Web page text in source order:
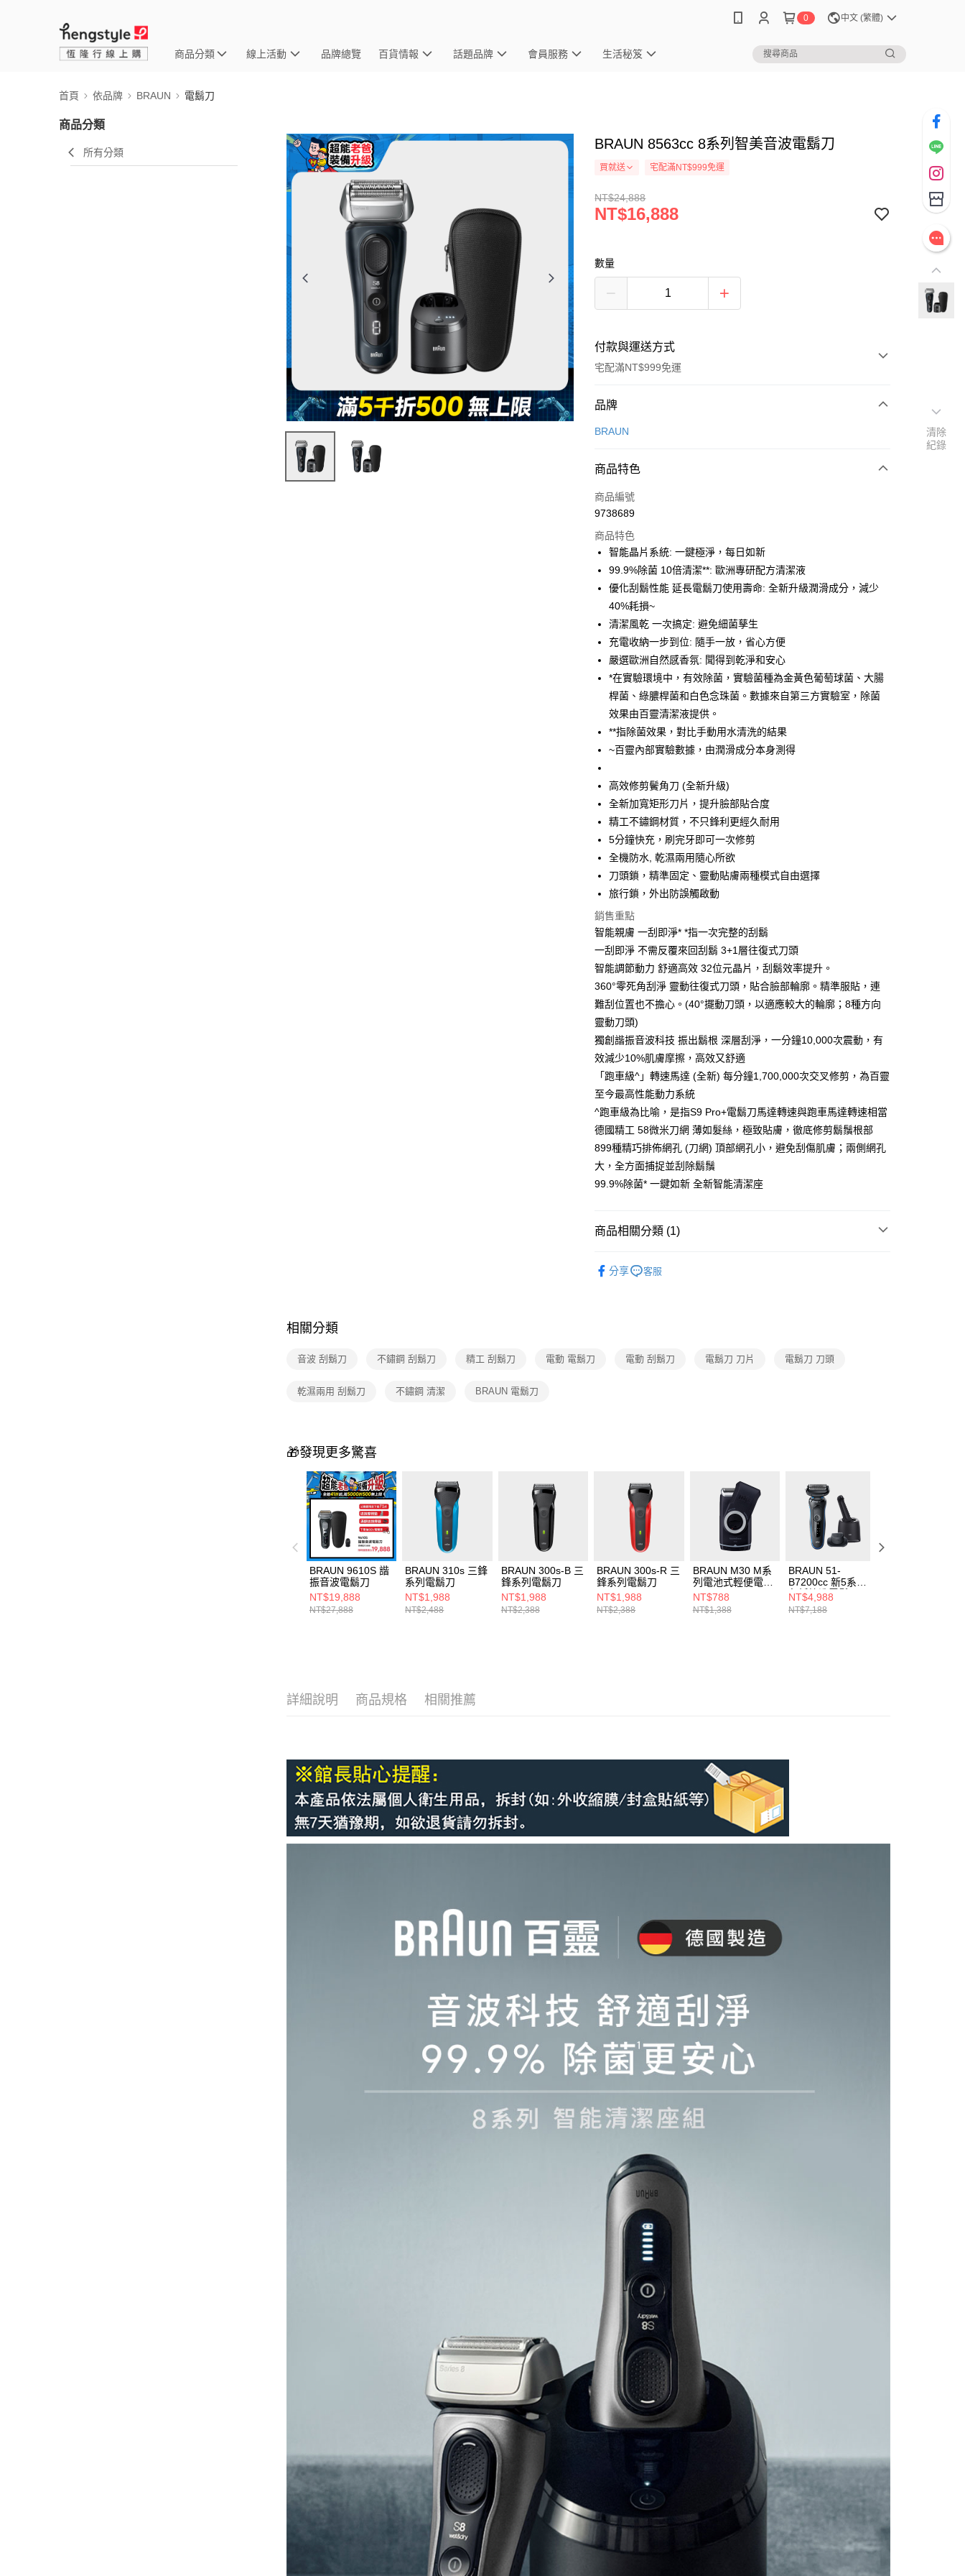
0 中文 (繁體)
商品分類 線上活動 品牌總覽 百貨情報 話題品牌 會員服務 生活秘笈
首頁 依品牌 BRAUN 電鬍刀
商品分類
所有分類
BRAUN 8563cc 8系列智美音波電鬍刀
買就送 宅配滿NT$999免運
NT$24,888
NT$16,888
數量
付款與運送方式
宅配滿NT$999免運
付款方式
信用卡一次付款
合作金庫商業銀行
華南商業銀行
上海商業儲蓄銀行
國泰世華商業銀行
兆豐國際商業銀行
臺灣中小企業銀行
台中商業銀行
聯邦商業銀行
遠東國際商業銀行
元大商業銀行
玉山商業銀行
星展（台灣）商業銀行
台新國際商業銀行
中國信託商業銀行
台灣樂天信用卡公司
6 期 0 利率 每期
華南商業銀行
上海商業儲蓄銀行
台北富邦商業銀行
國泰世華商業銀行
兆豐國際商業銀行
臺灣中小企業銀行
台中商業銀行
匯豐（台灣）商業銀行
元大商業銀行
永豐商業銀行
玉山商業銀行
星展（台灣）商業銀行
台新國際商業銀行
中國信託商業銀行
台灣樂天信用卡公司
即享券
LINE Pay
Apple Pay
街口支付
Google Pay
ATM付款
運送方式
宅配
每筆NT$100，滿NT$999(含以上)免運費
付款後門市自取
免運費
品牌
BRAUN
商品特色
商品編號
9738689
商品特色
智能晶片系統: 一鍵極淨，每日如新
99.9%除菌 10倍清潔**: 歐洲專研配方清潔液
優化刮鬍性能 延長電鬍刀使用壽命: 全新升級潤滑成分，減少
40%耗損~
清潔風乾 一次搞定: 避免細菌孳生
充電收納一步到位: 隨手一放，省心方便
嚴選歐洲自然感香氛: 聞得到乾淨和安心
*在實驗環境中，有效除菌，實驗菌種為金黃色葡萄球菌、大腸
桿菌、綠膿桿菌和白色念珠菌。數據來自第三方實驗室，除菌
效果由百靈清潔液提供。
**指除菌效果，對比手動用水清洗的結果
~百靈內部實驗數據，由潤滑成分本身測得
高效修剪鬢角刀 (全新升級)
全新加寬矩形刀片，提升臉部貼合度
精工不鏽鋼材質，不只鋒利更經久耐用
5分鐘快充，刷完牙即可一次修剪
全機防水, 乾濕兩用隨心所欲
刀頭鎖，精準固定、靈動貼膚兩種模式自由選擇
旅行鎖，外出防誤觸啟動
銷售重點
智能親膚 一刮即淨* *指一次完整的刮鬍
一刮即淨 不需反覆來回刮鬍 3+1層往復式刀頭
智能調節動力 舒適高效 32位元晶片，刮鬍效率提升。
360°零死角刮淨 靈動往復式刀頭，貼合臉部輪廓。精準服貼，連
難刮位置也不擔心。(40°擺動刀頭，以適應較大的輪廓；8種方向
靈動刀頭)
獨創諧振音波科技 振出鬍根 深層刮淨，一分鐘10,000次震動，有
效減少10%肌膚摩擦，高效又舒適
「跑車級^」轉速馬達 (全新) 每分鐘1,700,000次交叉修剪，為百靈
至今最高性能動力系統
^跑車級為比喻，是指S9 Pro+電鬍刀馬達轉速與跑車馬達轉速相當
德國精工 58微米刀網 薄如髮絲，極致貼膚，徹底修剪鬍鬚根部
899種精巧排佈網孔 (刀網) 頂部網孔小，避免刮傷肌膚；兩側網孔
大，全方面捕捉並刮除鬍鬚
99.9%除菌* 一鍵如新 全新智能清潔座
商品相關分類 (1)
分享
客服
相關分類
音波 刮鬍刀 不鏽鋼 刮鬍刀 精工 刮鬍刀 電動 電鬍刀 電動 刮鬍刀 電鬍刀 刀片 電鬍刀 刀頭
乾濕兩用 刮鬍刀 不鏽鋼 清潔 BRAUN 電鬍刀
🎁發現更多驚喜
BRAUN 9610S 諧
振音波電鬍刀
NT$19,888
NT$27,888
BRAUN 310s 三鋒
系列電鬍刀
NT$1,988
NT$2,488
BRAUN 300s-B 三
鋒系列電鬍刀
NT$1,988
NT$2,388
BRAUN 300s-R 三
鋒系列電鬍刀
NT$1,988
NT$2,388
BRAUN M30 M系
列電池式輕便電鬍
刀
NT$788
NT$1,388
BRAUN 51-
B7200cc 新5系列
免拆快洗電鬍刀
NT$4,988
NT$7,188
詳細說明 商品規格 相關推薦
清除
紀錄